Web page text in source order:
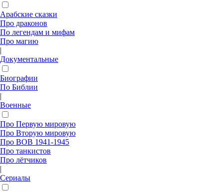
Арабские сказки
Про драконов
По легендам и мифам
Про магию
|
Документальные
Биографии
По Библии
|
Военные
Про Первую мировую
Про Вторую мировую
Про ВОВ 1941-1945
Про танкистов
Про лётчиков
|
Сериалы